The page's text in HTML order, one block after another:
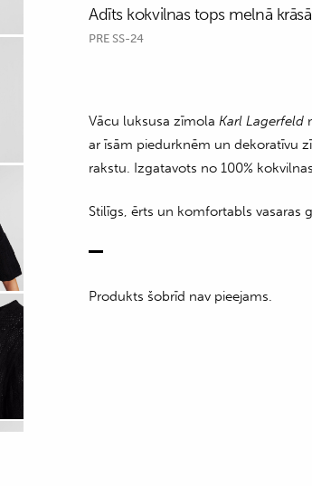
Adīts kokvilnas tops melnā krāsā
PRE SS-24
Vācu luksusa zīmola Karl Lagerfeld
ar īsām piedurknēm un dekoratīvu
rakstu. Izgatavots no 100%
Stilīgs, ērts un komfortabls vasaras
Produkts šobrīd nav pieejams.